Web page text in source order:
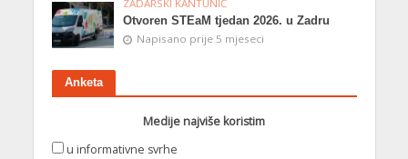
ZADARSKI KANTUNIĆ
Otvoren STEaM tjedan 2026. u Zadru
Napisano prije 5 mjeseci
Anketa
Medije najviše koristim
u informativne svrhe